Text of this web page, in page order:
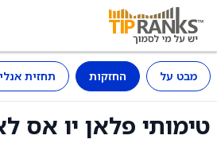
מבט על החזקות תחזית
טימותי פלאן יו אס